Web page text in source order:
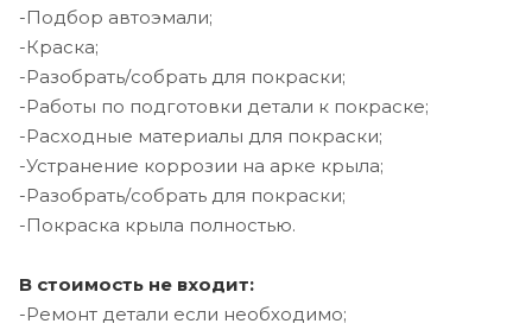
-Подбор автоэмали;
-Краска;
-Разобрать/собрать для покраски;
-Работы по подготовки детали к покраске;
-Расходные материалы для покраски;
-Устранение коррозии на арке крыла;
-Разобрать/собрать для покраски;
-Покраска крыла полностью.
В стоимость не входит:
-Ремонт детали если необходимо;